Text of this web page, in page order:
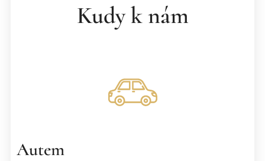
Kudy k nám
Autem